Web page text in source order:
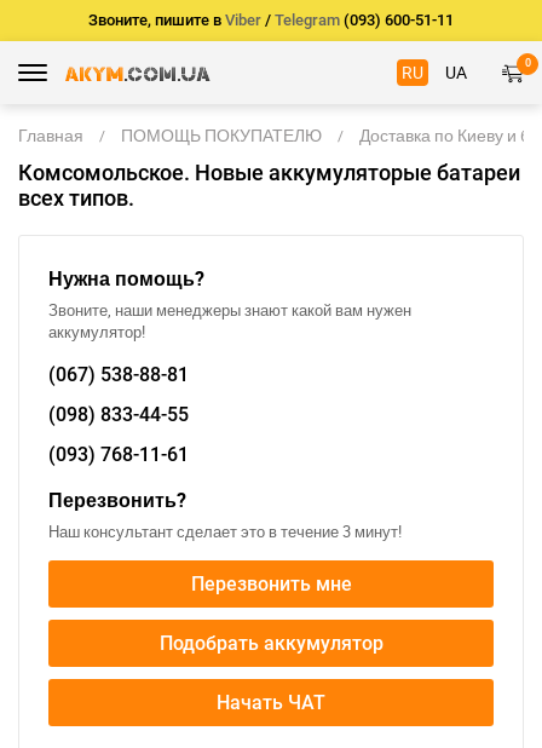
Звоните, пишите в Viber / Telegram (093) 600-51-11
RU UA 0
Главная ПОМОЩЬ ПОКУПАТЕЛЮ Доставка по Киеву и
Комсомольское. Новые аккумуляторые батареи
всех типов.
Нужна помощь?
Звоните, наши менеджеры знают какой вам нужен
аккумулятор!
(067) 538-88-81
(098) 833-44-55
(093) 768-11-61
Перезвонить?
Наш консультант сделает это в течение 3 минут!
Перезвонить мне
Подобрать аккумулятор
Начать ЧАТ